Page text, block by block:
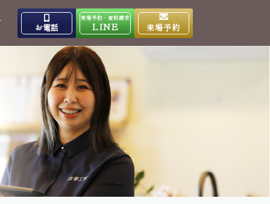
お電話
出雲高岡体感ギャラリー
0853-31-4133
9:00～17:00
水曜日
大田ショールーム
0854-86-8640
9:00～17:00
定休日 日曜日
来場予約・資料請求
LINE 来場予約